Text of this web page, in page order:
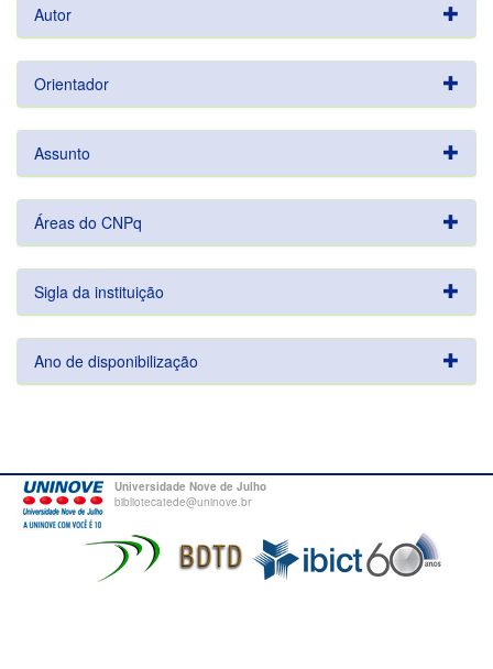
Autor
Orientador
Assunto
Áreas do CNPq
Sigla da instituição
Ano de disponibilização
Universidade Nove de Julho
bibliotecatede@uninove.br